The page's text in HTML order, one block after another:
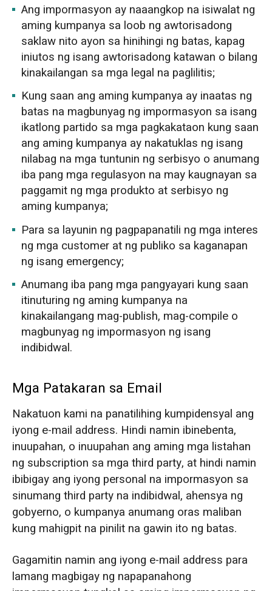
Ang impormasyon ay naaangkop na isiwalat ng
aming kumpanya sa loob ng awtorisadong
saklaw nito ayon sa hinihingi ng batas, kapag
iniutos ng isang awtorisadong katawan o bilang
kinakailangan sa mga legal na paglilitis;
Kung saan ang aming kumpanya ay inaatas ng
batas na magbunyag ng impormasyon sa isang
ikatlong partido sa mga pagkakataon kung saan
ang aming kumpanya ay nakatuklas ng isang
nilabag na mga tuntunin ng serbisyo o anumang
iba pang mga regulasyon na may kaugnayan sa
paggamit ng mga produkto at serbisyo ng
aming kumpanya;
Para sa layunin ng pagpapanatili ng mga interes
ng mga customer at ng publiko sa kaganapan
ng isang emergency;
Anumang iba pang mga pangyayari kung saan
itinuturing ng aming kumpanya na
kinakailangang mag-publish, mag-compile o
magbunyag ng impormasyon ng isang
indibidwal.
Mga Patakaran sa Email
Nakatuon kami na panatilihing kumpidensyal ang
iyong e-mail address. Hindi namin ibinebenta,
inuupahan, o inuupahan ang aming mga listahan
ng subscription sa mga third party, at hindi namin
ibibigay ang iyong personal na impormasyon sa
sinumang third party na indibidwal, ahensya ng
gobyerno, o kumpanya anumang oras maliban
kung mahigpit na pinilit na gawin ito ng batas.
Gagamitin namin ang iyong e-mail address para
lamang magbigay ng napapanahong